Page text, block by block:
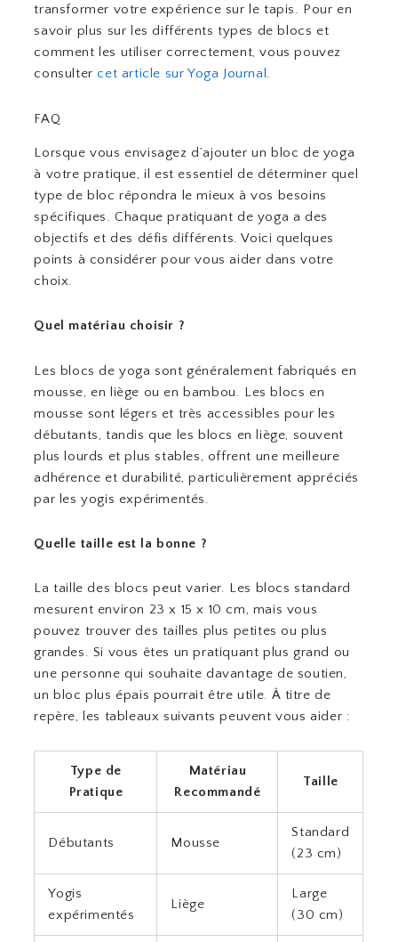
transformer votre expérience sur le tapis. Pour en
savoir plus sur les différents types de blocs et
comment les utiliser correctement, vous pouvez
consultercet article sur Yoga Journal .
FAQ
Lorsque vous envisagez d’ajouter un bloc de yoga
à votre pratique, il est essentiel de déterminer quel
type de bloc répondra le mieux à vos besoins
spécifiques. Chaque pratiquant de yoga a des
objectifs et des défis différents. Voici quelques
points à considérer pour vous aider dans votre
choix.
Quel matériau choisir ?
Les blocs de yoga sont généralement fabriqués en
mousse, en liège ou en bambou. Les blocs en
mousse sont légers et très accessibles pour les
débutants, tandis que les blocs en liège, souvent
plus lourds et plus stables, offrent une meilleure
adhérence et durabilité, particulièrement appréciés
par les yogis expérimentés.
Quelle taille est la bonne ?
La taille des blocs peut varier. Les blocs standard
mesurent environ 23 x 15 x 10 cm, mais vous
pouvez trouver des tailles plus petites ou plus
grandes. Si vous êtes un pratiquant plus grand ou
une personne qui souhaite davantage de soutien,
un bloc plus épais pourrait être utile. À titre de
repère, les tableaux suivants peuvent vous aider :
Type de
Pratique
Matériau
Recommandé
Taille
Débutants Mousse
Standard
(23 cm)
Yogis
expérimentés
Liège
Large
(30 cm)